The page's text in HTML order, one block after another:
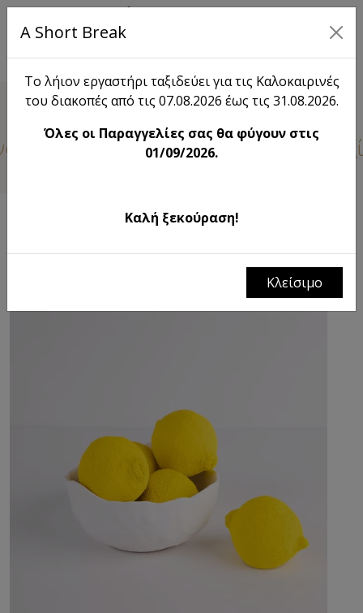
EN
Blog
μας είναι Χρώματα, Υφές και
A Short Break
Το λήιον εργαστήρι ταξιδεύει για τις Καλοκαιρινές
του διακοπές από τις 07.08.2026 έως τις 31.08.2026.
Όλες οι Παραγγελίες σας θα φύγουν στις
01/09/2026.
Καλή ξεκούραση!
Κλείσιμο